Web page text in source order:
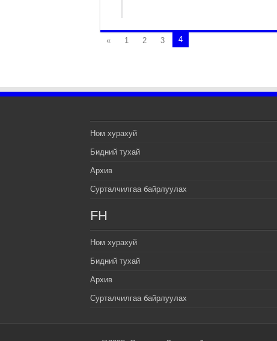
« 1 2 3 4
Ном хурахуй
Бидний тухай
Архив
Сурталчилгаа байрлуулах
FH
Ном хурахуй
Бидний тухай
Архив
Сурталчилгаа байрлуулах